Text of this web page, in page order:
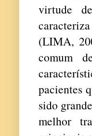
virtude
(LIMA,
comum
pacientes
sido
melhor